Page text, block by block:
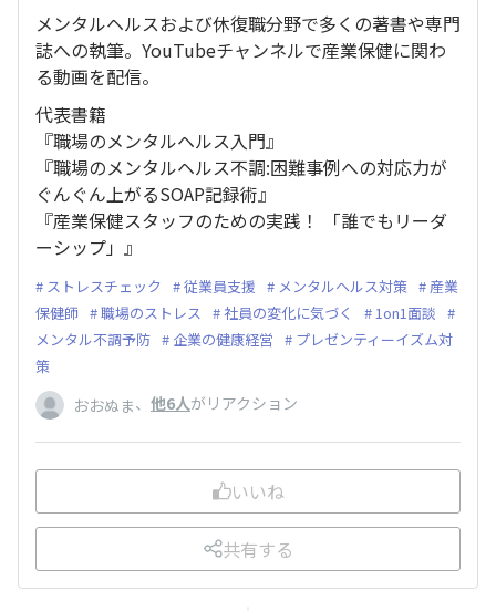
メンタルヘルスおよび休復職分野で多くの著書や専門
誌への執筆。YouTubeチャンネルで産業保健に関わ
る動画を配信。
代表書籍
『職場のメンタルヘルス入門』
『職場のメンタルヘルス不調:困難事例への対応力が
ぐんぐん上がるSOAP記録術』
『産業保健スタッフのための実践！ 「誰でもリーダ
ーシップ」』
ストレスチェック 従業員支援 メンタルヘルス対策
産業
保健師
職場のストレス 社員の変化に気づく
1on1面談
メンタル不調予防
企業の健康経営
プレゼンティーイズム対
策
おおぬま、 他6人がリアクション
いいね
共有する